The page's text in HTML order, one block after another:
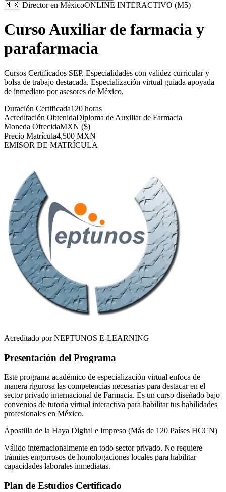
🇲🇽 Director en MéxicoONLINE INTERACTIVO (M5)
Curso Auxiliar de farmacia y
parafarmacia
Cursos Certificados SEP. Especialidades con validez curricular y
bolsa de trabajo destacada. Especialización virtual guiada apoyada
de inmediato por asesores de México.
Duración Certificada120 horas
Acreditación ObtenidaDiploma de Auxiliar de Farmacia
Moneda OfrecidaMXN ($)
Precio Matrícula4,500 MXN
EMISOR DE MATRÍCULA
Acreditado por NEPTUNOS E-LEARNING
Presentación del Programa
Este programa académico de especialización virtual enfoca de
manera rigurosa las competencias necesarias para destacar en el
sector privado internacional de Farmacia. Es un curso diseñado bajo
convenios de tutoría virtual interactiva para habilitar tus habilidades
profesionales en México.
Apostilla de la Haya Digital e Impreso (Más de 120 Países HCCN)
Válido internacionalmente en todo sector privado. No requiere
trámites engorrosos de homologaciones locales para habilitar
capacidades laborales inmediatas.
Plan de Estudios Certificado